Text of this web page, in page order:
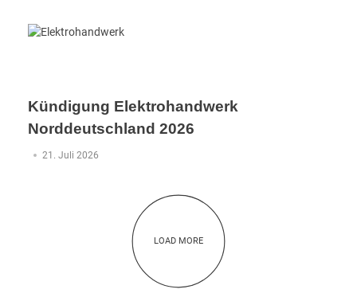
Kündigung Elektrohandwerk
Norddeutschland 2026
21. Juli 2026
LOAD MORE